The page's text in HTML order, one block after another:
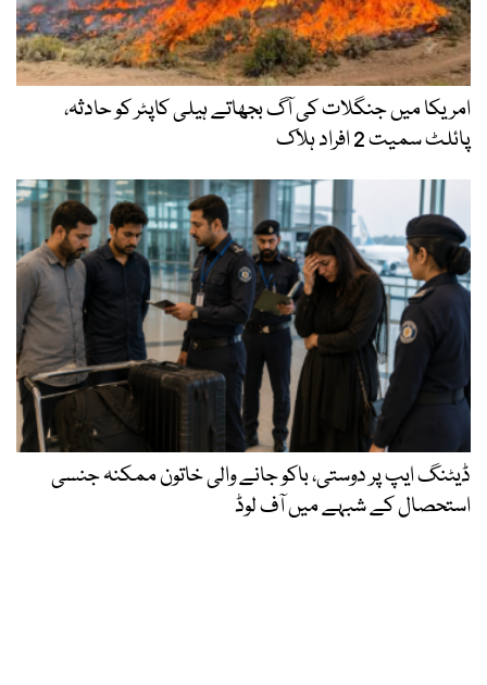
امریکا میں جنگلات کی آگ بجھاتے ہیلی کاپٹر کو حادثہ،
پائلٹ سمیت 2 افراد ہلاک
ڈیٹنگ ایپ پر دوستی، باکو جانے والی خاتون ممکنہ جنسی
استحصال کے شبہے میں آف لوڈ